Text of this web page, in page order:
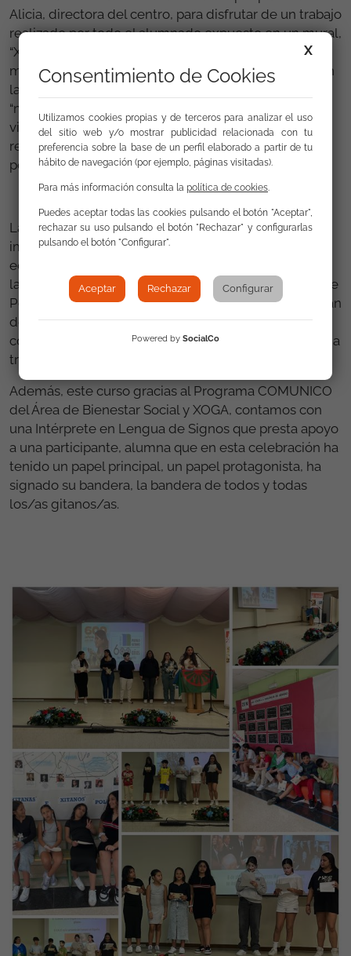
Alicia, directora del centro, para disfrutar de un trabajo
realizado por todo el alumnado expuesto en un mural,
“Xitanos e xitanas polo mundo”, y una pequeña
muestra de publicaciones y objetos relacionados con
la cultura y la historia del pueblo gitano, nuestra
“maleta gitana”. Para finalizar, bajamos al patio para
visitar el mural realizado el día anterior, y para
relajarnos con un pincho y un café compartido, no
podía ser de otra manera.
La Fundación Secretariado Gitano de Pontevedra
implementa el Programa de Refuerzo socio-
educativo para menores gracias a la colaboración de
la Concejalía de Bienestar Social del Ayuntamiento de
Pontevedra. Dicho programa está integrado en el Plan
de Inclusión Social y lucha contra la pobreza,
cofinanciado por el Fondo Social Europeo Plus, FSE+, a
través del programa FSE+ Galicia 2021-27.
Además, este curso gracias al Programa COMUNICO
del Área de Bienestar Social y XOGA, contamos con
una Intérprete en Lengua de Signos que presta apoyo
a una participante, alumna que en esta celebración ha
tenido un papel principal, un papel protagonista, ha
signado su bandera, la bandera de todos y todas
los/as gitanos/as.
X
Consentimiento de Cookies
Utilizamos cookies propias y de terceros para analizar el uso
del sitio web y/o mostrar publicidad relacionada con tu
preferencia sobre la base de un perfil elaborado a partir de tu
hábito de navegación (por ejemplo, páginas visitadas).
Para más información consulta la política de cookies
Puedes aceptar todas las cookies pulsando el botón "Aceptar",
rechazar su uso pulsando el botón "Rechazar" y configurarlas
pulsando el botón "Configurar".
Aceptar Rechazar Configurar
Powered by SocialCo